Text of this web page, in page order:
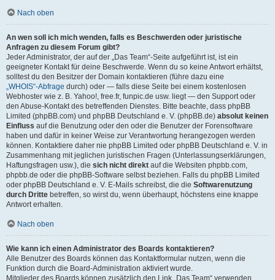
Nach oben
An wen soll ich mich wenden, falls es Beschwerden oder juristische
Anfragen zu diesem Forum gibt?
Jeder Administrator, der auf der „Das Team“-Seite aufgeführt ist, ist ein
geeigneter Kontakt für deine Beschwerde. Wenn du so keine Antwort erhältst,
solltest du den Besitzer der Domain kontaktieren (führe dazu eine
„WHOIS“-Abfrage durch) oder — falls diese Seite bei einem kostenlosen
Webhoster wie z. B. Yahoo!, free.fr, funpic.de usw. liegt — den Support oder
den Abuse-Kontakt des betreffenden Dienstes. Bitte beachte, dass phpBB
Limited (phpBB.com) und phpBB Deutschland e. V. (phpBB.de) absolut keinen
Einfluss auf die Benutzung oder den oder die Benutzer der Forensoftware
haben und dafür in keiner Weise zur Verantwortung herangezogen werden
können. Kontaktiere daher nie phpBB Limited oder phpBB Deutschland e. V. in
Zusammenhang mit jeglichen juristischen Fragen (Unterlassungserklärungen,
Haftungsfragen usw.), die sich nicht direkt auf die Websiten phpbb.com,
phpbb.de oder die phpBB-Software selbst beziehen. Falls du phpBB Limited
oder phpBB Deutschland e. V. E-Mails schreibst, die die Softwarenutzung
durch Dritte betreffen, so wirst du, wenn überhaupt, höchstens eine knappe
Antwort erhalten.
Nach oben
Wie kann ich einen Administrator des Boards kontaktieren?
Alle Benutzer des Boards können das Kontaktformular nutzen, wenn die
Funktion durch die Board-Administration aktiviert wurde.
Mitglieder des Boards können zusätzlich den Link „Das Team“ verwenden.